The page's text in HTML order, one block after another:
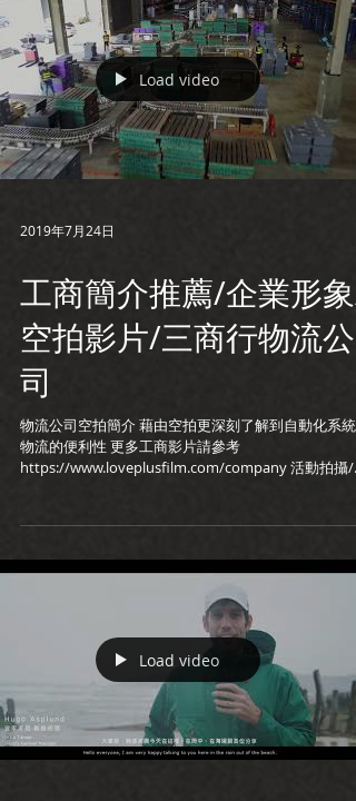
Load video
2019年7月24日
工商簡介推薦/企業形象/
空拍影片/三商行物流公
司
物流公司空拍簡介 藉由空拍更深刻了解到自動化系統
物流的便利性 更多工商影片請參考
https://www.loveplusfilm.com/company 活動拍攝/
Load video